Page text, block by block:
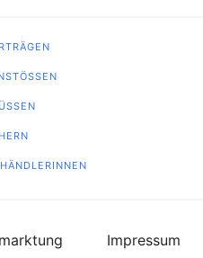
Impressum